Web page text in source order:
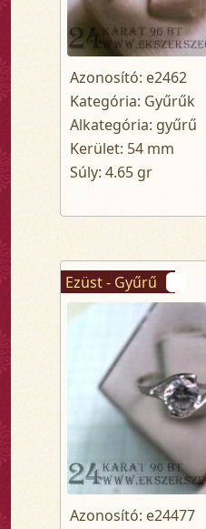
Azonosító: e2462
Kategória: Gyűrűk
Alkategória: gyűrű
Kerület: 54 mm
Súly: 4.65 gr
Ezüst - Gyűrű
Azonosító: e24477